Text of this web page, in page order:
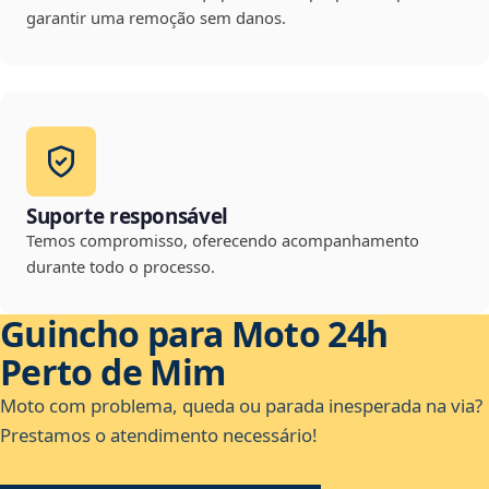
garantir uma remoção sem danos.
Suporte responsável
Temos compromisso, oferecendo acompanhamento
durante todo o processo.
Guincho para Moto 24h
Perto de Mim
Moto com problema, queda ou parada inesperada na via?
Prestamos o atendimento necessário!